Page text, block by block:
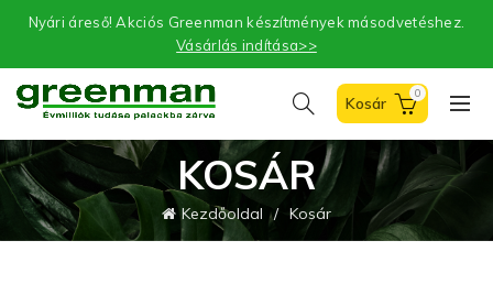
Nyári áreső! Akciós Greenman készítmények másodvetéshez.
Vásárlás indítása>>
0
KOSÁR
Kezdőoldal Kosár